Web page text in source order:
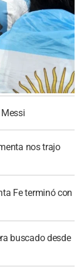
nos trajo
Fe terminó con
buscado desde